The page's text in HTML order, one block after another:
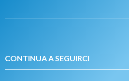
CONTINUA A SEGUIRCI